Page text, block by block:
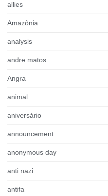
allies
Amazônia
analysis
andre matos
Angra
animal
aniversário
announcement
anonymous day
anti nazi
antifa